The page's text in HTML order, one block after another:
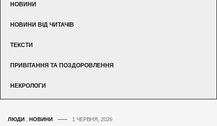
НОВИНИ
НОВИНИ ВІД ЧИТАЧІВ
ТЕКСТИ
ПРИВІТАННЯ ТА ПОЗДОРОВЛЕННЯ
НЕКРОЛОГИ
ЛЮДИ НОВИНИ 1 ЧЕРВНЯ, 2026